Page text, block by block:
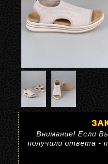
Внимание! Если
получили ответа -